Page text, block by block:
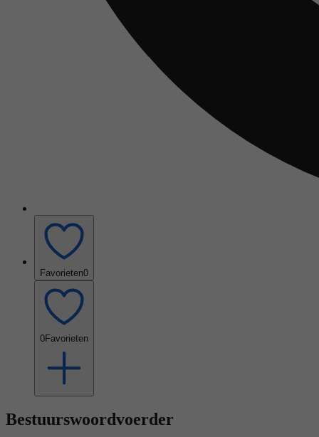
Favorieten0
0Favorieten
Bestuurswoordvoerder